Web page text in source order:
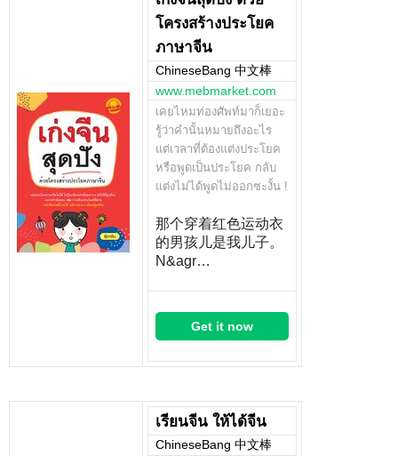
โครงสร้างประโยค
ภาษาจีน
ChineseBang 中文棒
www.mebmarket.com
เคยไหมท่องศัพท์มาก็เยอะ
รู้ว่าคำนั้นหมายถึงอะไร
แต่เวลาที่ต้องแต่งประโยค
หรือพูดเป็นประโยค กลับ
แต่งไม่ได้พูดไม่ออกซะงั้น !
那个穿着红色运动衣
的男孩儿是我儿子。
N&agr…
Get it now
เรียนจีน ให้ได้จีน
ChineseBang 中文棒